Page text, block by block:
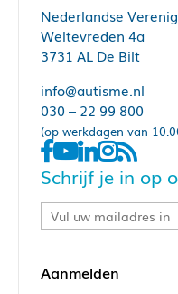
Nederlandse
Weltevreden 4a
3731 AL De Bilt
info@autisme.nl
030 – 22 99 800
(op werkdagen van
Schrijf je in op